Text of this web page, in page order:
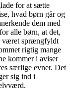
for at sætte
hvad børn går og
dem med
alle børn, at det,
været sprængfyldt
rigtig mange
kommer i aviser
særlige evner. Det
sig ind i